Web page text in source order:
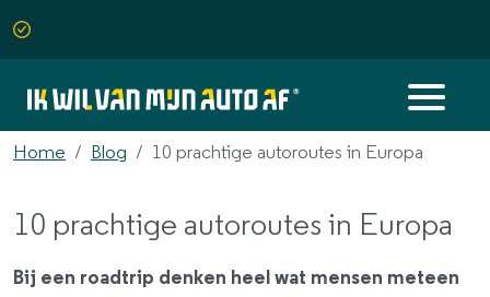
Home Blog 10 prachtige autoroutes in Europa
10 prachtige autoroutes in Europa
Bij een roadtrip denken heel wat mensen meteen